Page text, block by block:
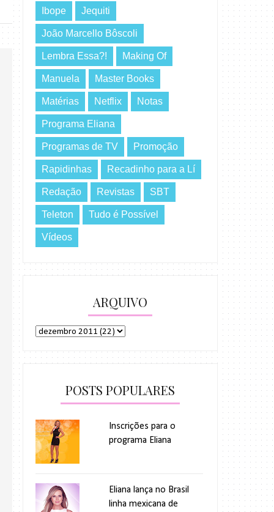
Ibope Jequiti
João Marcello Bôscoli
Lembra Essa?! Making Of
Manuela Master Books
Matérias Netflix Notas
Programa Eliana
Programas de TV Promoção
Rapidinhas Recadinho para a Lí
Redação Revistas SBT
Teleton Tudo é Possível
Vídeos
ARQUIVO
POSTS POPULARES
Inscrições para o
programa Eliana
Eliana lança no Brasil
linha mexicana de